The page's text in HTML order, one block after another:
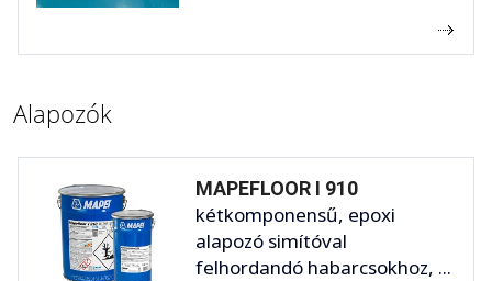
Alapozók
MAPEFLOOR I 910
kétkomponensű, epoxi
alapozó simítóval
felhordandó habarcsokhoz, ...